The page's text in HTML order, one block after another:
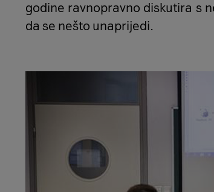
godine ravnopravno diskutira s
da se nešto unaprijedi.